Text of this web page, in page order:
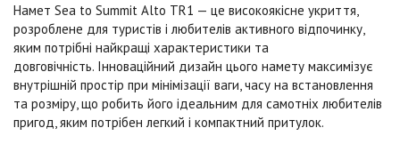
Намет Sea to Summit Alto TR1 — це високоякісне укриття,
розроблене для туристів і любителів активного відпочинку,
яким потрібні найкращі характеристики та
довговічність. Інноваційний дизайн цього намету максимізує
внутрішній простір при мінімізації ваги, часу на встановлення
та розміру, що робить його ідеальним для самотніх любителів
пригод, яким потрібен легкий і компактний притулок.